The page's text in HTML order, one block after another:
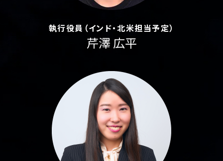
執行役員（インド・北米担当予定）
芹澤 広平